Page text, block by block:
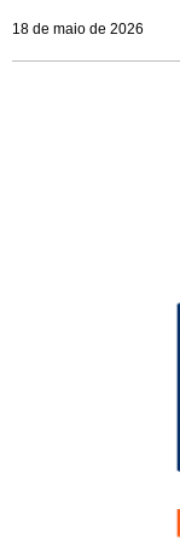
18 de maio de 2026